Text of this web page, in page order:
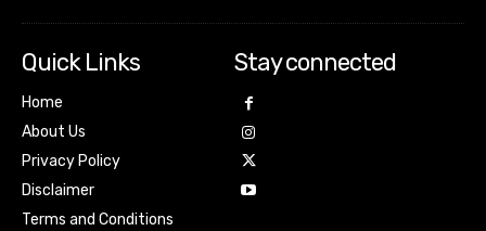
Quick Links
Home
About Us
Privacy Policy
Disclaimer
Terms and Conditions
Stay connected